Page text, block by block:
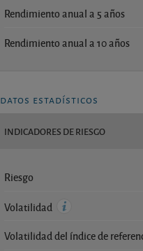
Rendimiento anual a 5 años
Rendimiento anual a 10 años
datos estadísticos
INDICADORES DE RIESGO
Riesgo
Volatilidad
Volatilidad del índice de